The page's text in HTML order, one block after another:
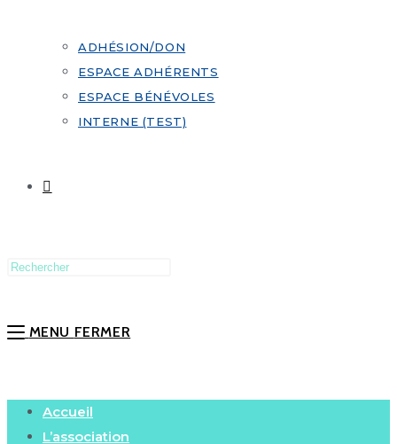
ADHÉSION/DON
ESPACE ADHÉRENTS
ESPACE BÉNÉVOLES
INTERNE (TEST)
MENU FERMER
Accueil
L’association